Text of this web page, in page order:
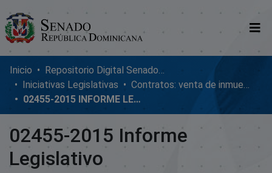
Comunidades
Glosario
Nosotros
Inicio
Repositorio Digital SenadoRD
Iniciativas Legislativas
Contratos: venta de inmuebles, enmiendas y donaciones
02455-2015 INFORME LEGISLATIVO
02455-2015 Informe
Legislativo